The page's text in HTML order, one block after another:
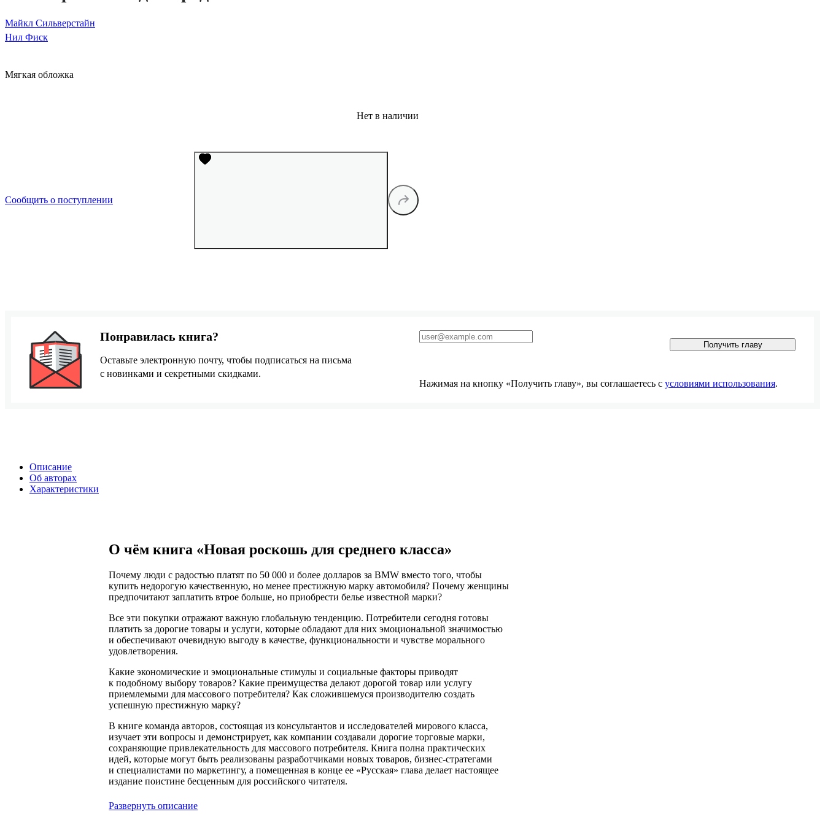
Майкл Сильверстайн
Нил Фиск
Мягкая обложка
Нет в наличии
Сообщить о поступлении
Описание
Об авторах
Характеристики
О чём книга «Новая роскошь для среднего класса»
Почему люди с радостью платят по 50 000 и более долларов за BMW вместо того, чтобы
купить недорогую качественную, но менее престижную марку автомобиля? Почему женщины
предпочитают заплатить втрое больше, но приобрести белье известной марки?
Все эти покупки отражают важную глобальную тенденцию. Потребители сегодня готовы
платить за дорогие товары и услуги, которые обладают для них эмоциональной значимостью
и обеспечивают очевидную выгоду в качестве, функциональности и чувстве морального
удовлетворения.
Какие экономические и эмоциональные стимулы и социальные факторы приводят
к подобному выбору товаров? Какие преимущества делают дорогой товар или услугу
приемлемыми для массового потребителя? Как сложившемуся производителю создать
успешную престижную марку?
В книге команда авторов, состоящая из консультантов и исследователей мирового класса,
изучает эти вопросы и демонстрирует, как компании создавали дорогие торговые марки,
сохраняющие привлекательность для массового потребителя. Книга полна практических
идей, которые могут быть реализованы разработчиками новых товаров, бизнес-стратегами
и специалистами по маркетингу, а помещенная в конце ее «Русская» глава делает настоящее
издание поистине бесценным для российского читателя.
Развернуть описание
Понравилась книга?
Оставьте электронную почту, чтобы подписаться на письма
с новинками и секретными скидками.
Получить главу
Нажимая на кнопку «Получить главу», вы соглашаетесь с условиями использования.